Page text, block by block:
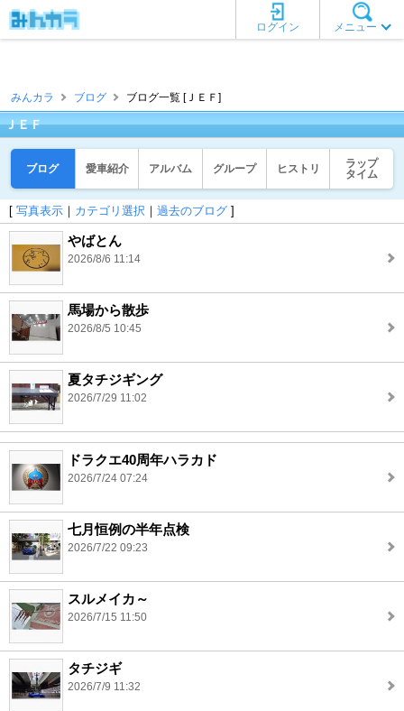
メニュー
ログイン
みんカラ ブログ ブログ一覧 [ＪＥＦ]
ＪＥＦ
ブログ 愛車紹介 アルバム グループ ヒストリ
ラップ
タイム
[ 写真表示 ｜ カテゴリ選択 ｜ 過去のブログ ]
やばとん
2026/8/6 11:14
馬場から散歩
2026/8/5 10:45
夏タチジギング
2026/7/29 11:02
ドラクエ40周年ハラカド
2026/7/24 07:24
七月恒例の半年点検
2026/7/22 09:23
スルメイカ～
2026/7/15 11:50
タチジギ
2026/7/9 11:32